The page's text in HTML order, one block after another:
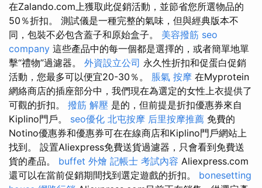
在Zalando.com上獲取此促銷活動，並節省您所選物品的
50％折扣。 測試儀是一種完整的氣味，但與經典版本不
同，包裝不必包含蓋子和原始盒子。 美容撥筋 seo
company 這些產品中的每一個都是選擇的，或者簡單地單
擊“禮物”過濾器。 外資設立公司 永久性折扣和促蛋白促銷
活動，您最多可以便宜20-30％。 脹氣 按摩 在Myprotein
網絡商店的插座部分中，我們現在為選定的女性上衣提供了
可觀的折扣。 撥筋 解壓 是的，但前提是折扣優惠券來自
Kiplino門戶。 seo優化 北屯按摩 后里按摩推薦 免費的
Notino優惠券和優惠券可在在線商店和Kiplino門戶網站上
找到。 設置Aliexpress免費送貨過濾器，只會看到免費送
貨的產品。 buffet 外燴 記帳士 考試內容 Aliexpress.com
還可以在當前促銷期間找到選定遊戲的折扣。 bonesetting